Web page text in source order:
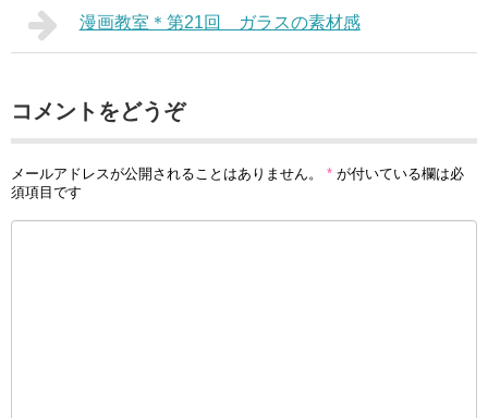
漫画教室＊第21回 ガラスの素材感
コメントをどうぞ
メールアドレスが公開されることはありません。 * が付いている欄は必
須項目です